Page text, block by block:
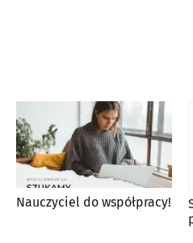
Nauczyciel do współpracy!